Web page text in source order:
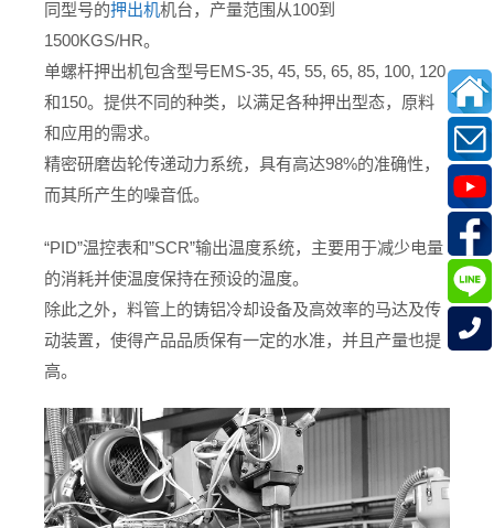
同型号的押出机机台，产量范围从100到
1500KGS/HR。
单螺杆押出机包含型号EMS-35, 45, 55, 65, 85, 100, 120
和150。提供不同的种类，以满足各种押出型态，原料
和应用的需求。
精密研磨齿轮传递动力系统，具有高达98%的准确性，
而其所产生的噪音低。
“PID”温控表和”SCR”输出温度系统，主要用于减少电量
的消耗并使温度保持在预设的温度。
除此之外，料管上的铸铝冷却设备及高效率的马达及传
动装置，使得产品品质保有一定的水准，并且产量也提
高。